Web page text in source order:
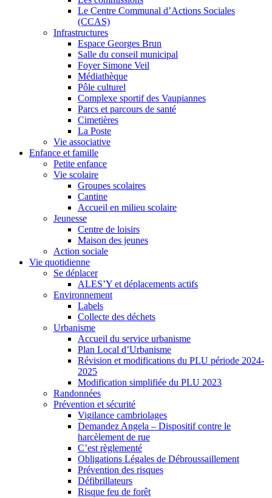
Le Centre Communal d’Actions Sociales
(CCAS)
Infrastructures
Espace Georges Brun
Salle du conseil municipal
Foyer Simone Veil
Médiathèque
Pôle culturel
Complexe sportif des Vaupiannes
Parcs et parcours de santé
Cimetières
La Poste
Vie associative
Enfance et famille
Petite enfance
Vie scolaire
Groupes scolaires
Cantine
Accueil en milieu scolaire
Jeunesse
Centre de loisirs
Maison des jeunes
Action sociale
Vie quotidienne
Se déplacer
ALES’Y et déplacements actifs
Environnement
Labels
Collecte des déchets
Urbanisme
Accueil du service urbanisme
Plan Local d’Urbanisme
Révision et modifications du PLU période 2024-
2025
Modification simplifiée du PLU 2023
Randonnées
Prévention et sécurité
Vigilance cambriolages
Demandez Angela – Dispositif contre le
harcèlement de rue
C’est règlementé
Obligations Légales de Débroussaillement
Prévention des risques
Défibrillateurs
Risque feu de forêt